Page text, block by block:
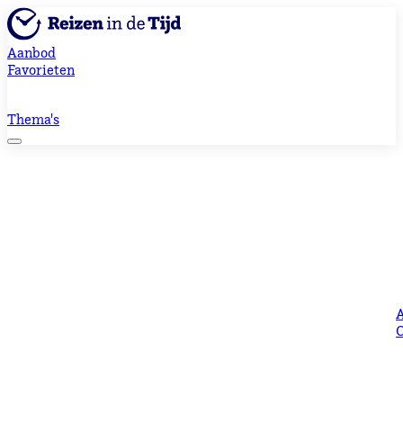
Aanbod
Favorieten
Thema's